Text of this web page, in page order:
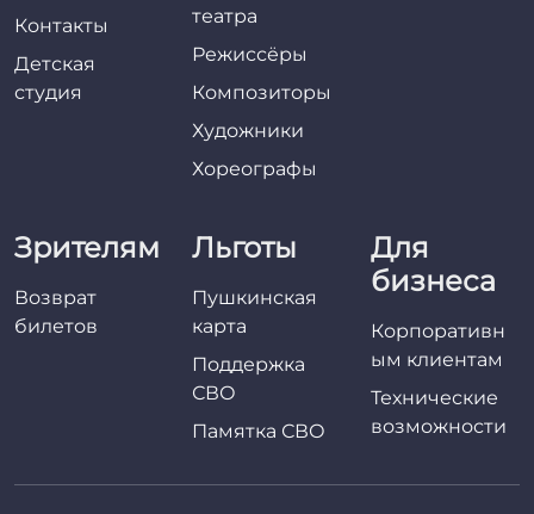
Контакты
Детская
студия
театра
Режиссёры
Композиторы
Художники
Хореографы
Зрителям
Возврат
билетов
Льготы
Пушкинская
карта
Поддержка
СВО
Памятка СВО
Для
бизнеса
Корпоративн
ым клиентам
Технические
возможности